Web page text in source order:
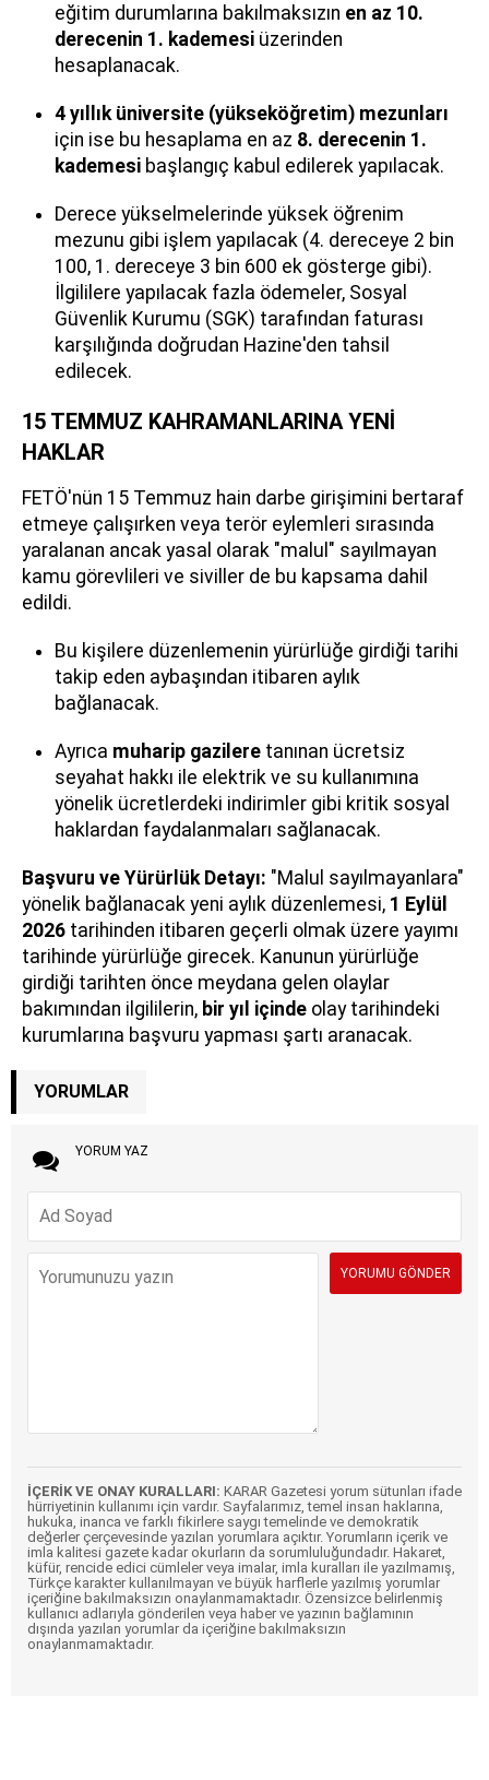
eğitim durumlarına bakılmaksızın en az 10.
derecenin 1. kademesi üzerinden
hesaplanacak.
4 yıllık üniversite (yükseköğretim) mezunları
için ise bu hesaplama en az 8. derecenin 1.
kademesi başlangıç kabul edilerek yapılacak.
Derece yükselmelerinde yüksek öğrenim
mezunu gibi işlem yapılacak (4. dereceye 2 bin
100, 1. dereceye 3 bin 600 ek gösterge gibi).
İlgililere yapılacak fazla ödemeler, Sosyal
Güvenlik Kurumu (SGK) tarafından faturası
karşılığında doğrudan Hazine'den tahsil
edilecek.
15 TEMMUZ KAHRAMANLARINA YENİ
HAKLAR
FETÖ'nün 15 Temmuz hain darbe girişimini bertaraf
etmeye çalışırken veya terör eylemleri sırasında
yaralanan ancak yasal olarak "malul" sayılmayan
kamu görevlileri ve siviller de bu kapsama dahil
edildi.
Bu kişilere düzenlemenin yürürlüğe girdiği tarihi
takip eden aybaşından itibaren aylık
bağlanacak.
Ayrıca muharip gazilere tanınan ücretsiz
seyahat hakkı ile elektrik ve su kullanımına
yönelik ücretlerdeki indirimler gibi kritik sosyal
haklardan faydalanmaları sağlanacak.
Başvuru ve Yürürlük Detayı: "Malul sayılmayanlara"
yönelik bağlanacak yeni aylık düzenlemesi, 1 Eylül
2026 tarihinden itibaren geçerli olmak üzere yayımı
tarihinde yürürlüğe girecek. Kanunun yürürlüğe
girdiği tarihten önce meydana gelen olaylar
bakımından ilgililerin, bir yıl içinde olay tarihindeki
kurumlarına başvuru yapması şartı aranacak.
YORUMLAR
YORUM YAZ
İÇERİK VE ONAY KURALLARI: KARAR Gazetesi yorum sütunları ifade
hürriyetinin kullanımı için vardır. Sayfalarımız, temel insan haklarına,
hukuka, inanca ve farklı fikirlere saygı temelinde ve demokratik
değerler çerçevesinde yazılan yorumlara açıktır. Yorumların içerik ve
imla kalitesi gazete kadar okurların da sorumluluğundadır. Hakaret,
küfür, rencide edici cümleler veya imalar, imla kuralları ile yazılmamış,
Türkçe karakter kullanılmayan ve büyük harflerle yazılmış yorumlar
içeriğine bakılmaksızın onaylanmamaktadır. Özensizce belirlenmiş
kullanıcı adlarıyla gönderilen veya haber ve yazının bağlamının
dışında yazılan yorumlar da içeriğine bakılmaksızın
onaylanmamaktadır.